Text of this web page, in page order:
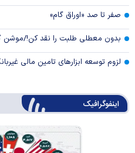
صفر تا صد «اوراق گام»
بدون معطلی طلبت را نقد کن!/موشن
لزوم توسعه ابزارهای تامین مالی
اینفوگرافیک